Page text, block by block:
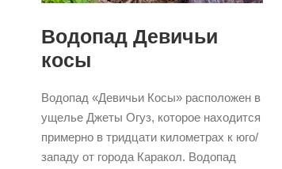
Водопад Девичьи
косы
Водопад «Девичьи Косы» расположен в
ущелье Джеты Огуз, которое находится
примерно в тридцати километрах к юго/
западу от города Каракол. Водопад